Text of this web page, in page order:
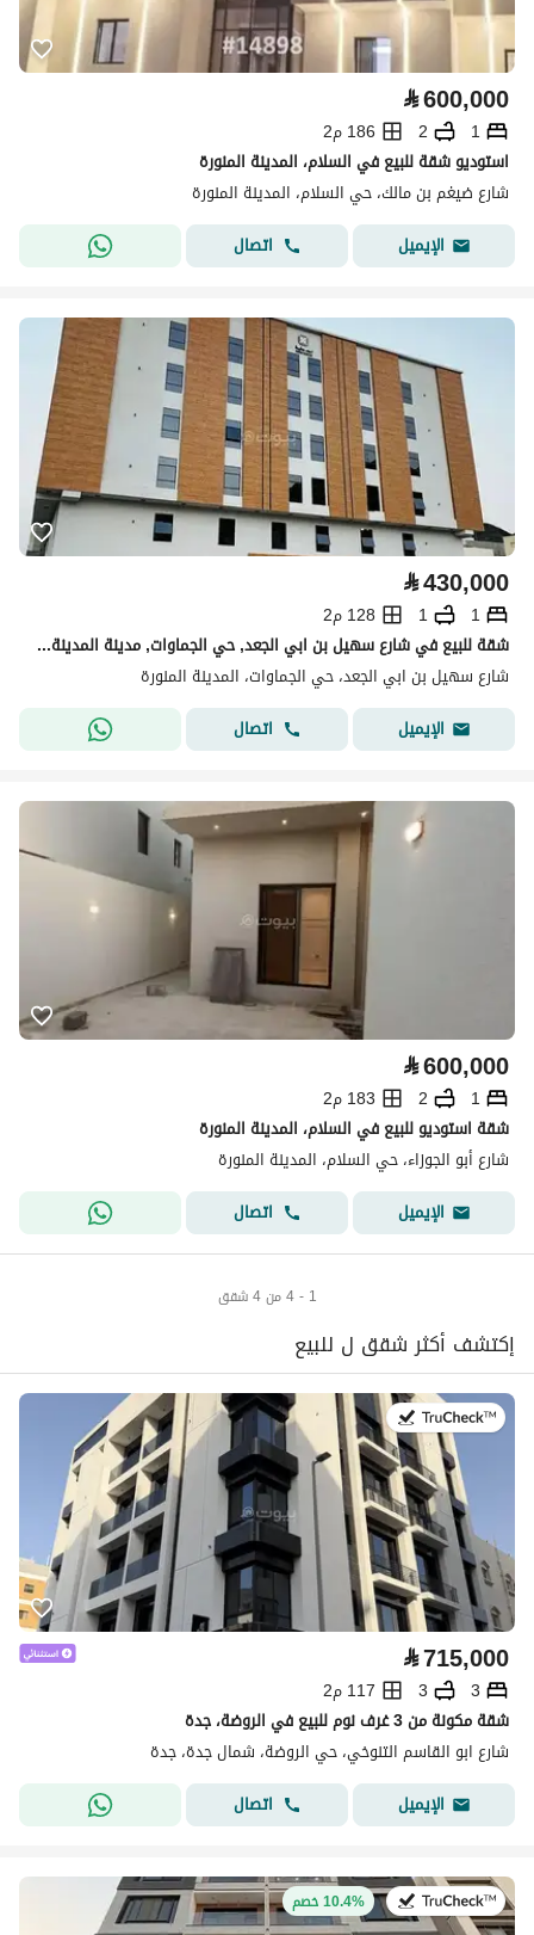
⃁600,000
1
2
186 م2
استوديو شقة للبيع في السلام، المدينة المنورة
شارع ضيغم بن مالك، حي السلام، المدينة المنورة
الإيميل
اتصال
⃁430,000
1
1
128 م2
شقة للبيع في شارع سهيل بن ابي الجعد, حي الجماوات, مدينة المدينة المنورة
شارع سهيل بن ابي الجعد، حي الجماوات، المدينة المنورة
الإيميل
اتصال
⃁600,000
1
2
183 م2
شقة استوديو للبيع في السلام، المدينة المنورة
شارع أبو الجوزاء، حي السلام، المدينة المنورة
الإيميل
اتصال
1 - 4 من 4 شقق
إكتشف أكثر شقق ل للبيع
في:22 يوليو 2026
⃁715,000
3
3
117 م2
شقة مكونة من 3 غرف نوم للبيع في الروضة، جدة
شارع ابو القاسم التنوخي، حي الروضة، شمال جدة، جدة
الإيميل
اتصال
في:13 يوليو 202610.4% خصم